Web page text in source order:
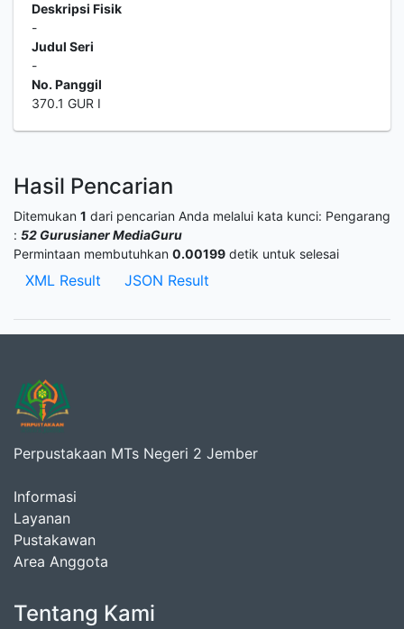
Deskripsi Fisik
-
Judul Seri
-
No. Panggil
370.1 GUR I
Hasil Pencarian
Ditemukan 1 dari pencarian Anda melalui kata kunci: Pengarang
: 52 Gurusianer MediaGuru
Permintaan membutuhkan 0.00199 detik untuk selesai
XML Result JSON Result
Perpustakaan MTs Negeri 2 Jember
Informasi
Layanan
Pustakawan
Area Anggota
Tentang Kami